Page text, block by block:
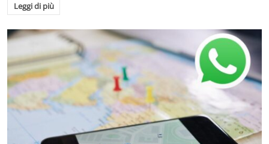
Leggi di più